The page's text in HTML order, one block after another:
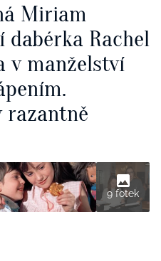
Miriam
dabérka Rachel
v manželství
razantně
9 fotek